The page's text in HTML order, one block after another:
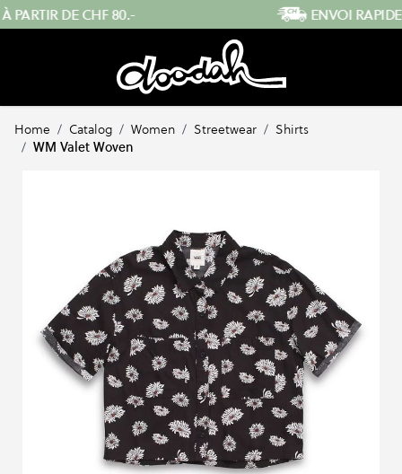
Skip to Content ENVOI RAPIDE DEPUIS LA SUISSE
Home / Catalog / Women / Streetwear / Shirts
/ WM Valet Woven